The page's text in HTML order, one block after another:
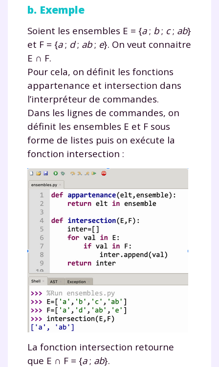
b. Exemple
Soient les ensembles E = {a; b; c; ab}
et F = {a; d; ab; e}. On veut connaitre
E ∩ F.
Pour cela, on définit les fonctions
appartenance et intersection dans
l’interpréteur de commandes.
Dans les lignes de commandes, on
définit les ensembles E et F sous
forme de listes puis on exécute la
fonction intersection :
La fonction intersection retourne
que E ∩ F = {a; ab}.